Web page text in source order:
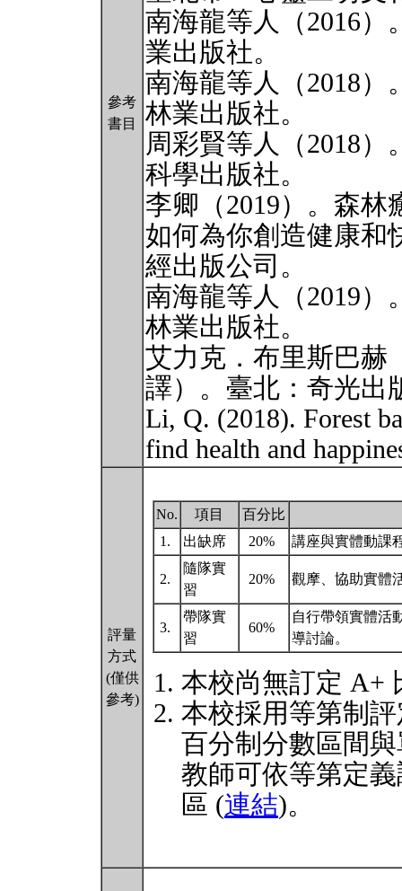
參考
書目
南海龍等人（2016
業出版社。
南海龍等人（2018
林業出版社。
周彩賢等人（2018
科學出版社。
李卿（2019）。森
如何為你創造健康和
經出版公司。
南海龍等人（2019
林業出版社。
艾力克．布里斯巴赫
譯）。臺北：奇光出
Li, Q. (2018). Forest
find health and
評量
方式
(僅供
參考)
No. 項目
百分比
1.
出缺席 20% 講座與實體動課
2.
隨隊實
習
20% 觀摩、協助實體
3.
帶隊實
習
60%
自行帶領實體活
導討論。
本校尚無訂定 A+
本校採用等第制
百分制分數區間
教師可依等第定
區 (連結)。